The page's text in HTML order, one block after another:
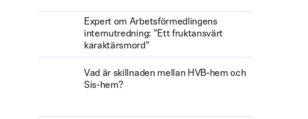
Expert om Arbetsförmedlingens
internutredning: ”Ett fruktansvärt
karaktärsmord”
Vad är skillnaden mellan HVB-hem och
Sis-hem?